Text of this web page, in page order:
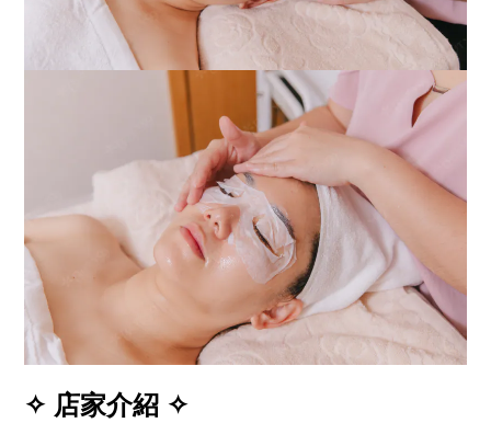
✧ 店家介紹 ✧